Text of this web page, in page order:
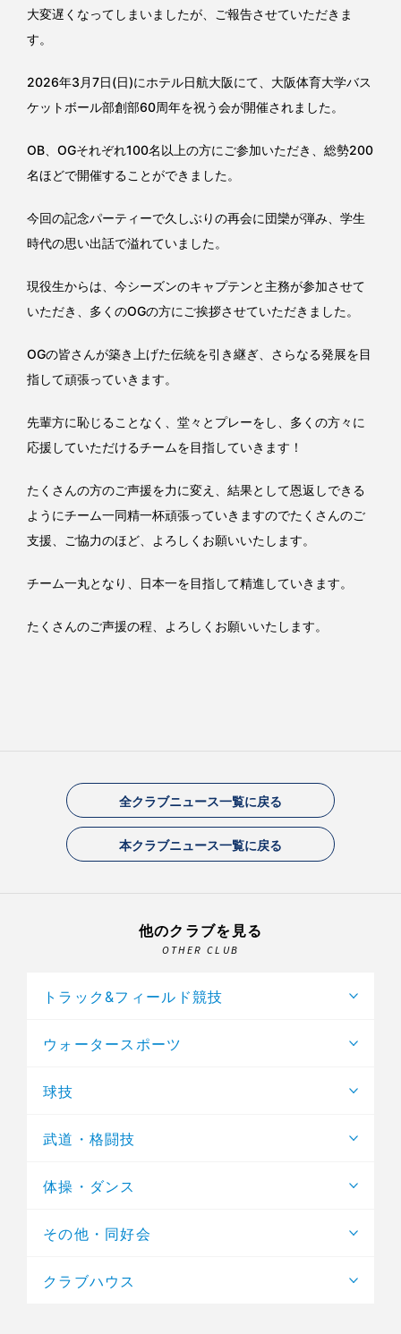
大変遅くなってしまいましたが、ご報告させていただきま
す。
2026年3月7日(日)にホテル日航大阪にて、大阪体育大学バス
ケットボール部創部60周年を祝う会が開催されました。
OB、OGそれぞれ100名以上の方にご参加いただき、総勢200
名ほどで開催することができました。
今回の記念パーティーで久しぶりの再会に団欒が弾み、学生
時代の思い出話で溢れていました。
現役生からは、今シーズンのキャプテンと主務が参加させて
いただき、多くのOGの方にご挨拶させていただきました。
OGの皆さんが築き上げた伝統を引き継ぎ、さらなる発展を目
指して頑張っていきます。
先輩方に恥じることなく、堂々とプレーをし、多くの方々に
応援していただけるチームを目指していきます！
たくさんの方のご声援を力に変え、結果として恩返しできる
ようにチーム一同精一杯頑張っていきますのでたくさんのご
支援、ご協力のほど、よろしくお願いいたします。
チーム一丸となり、日本一を目指して精進していきます。
たくさんのご声援の程、よろしくお願いいたします。
全クラブニュース一覧に戻る
本クラブニュース一覧に戻る
他のクラブを見る
OTHER CLUB
トラック&フィールド競技
ウォータースポーツ
球技
武道・格闘技
体操・ダンス
その他・同好会
クラブハウス